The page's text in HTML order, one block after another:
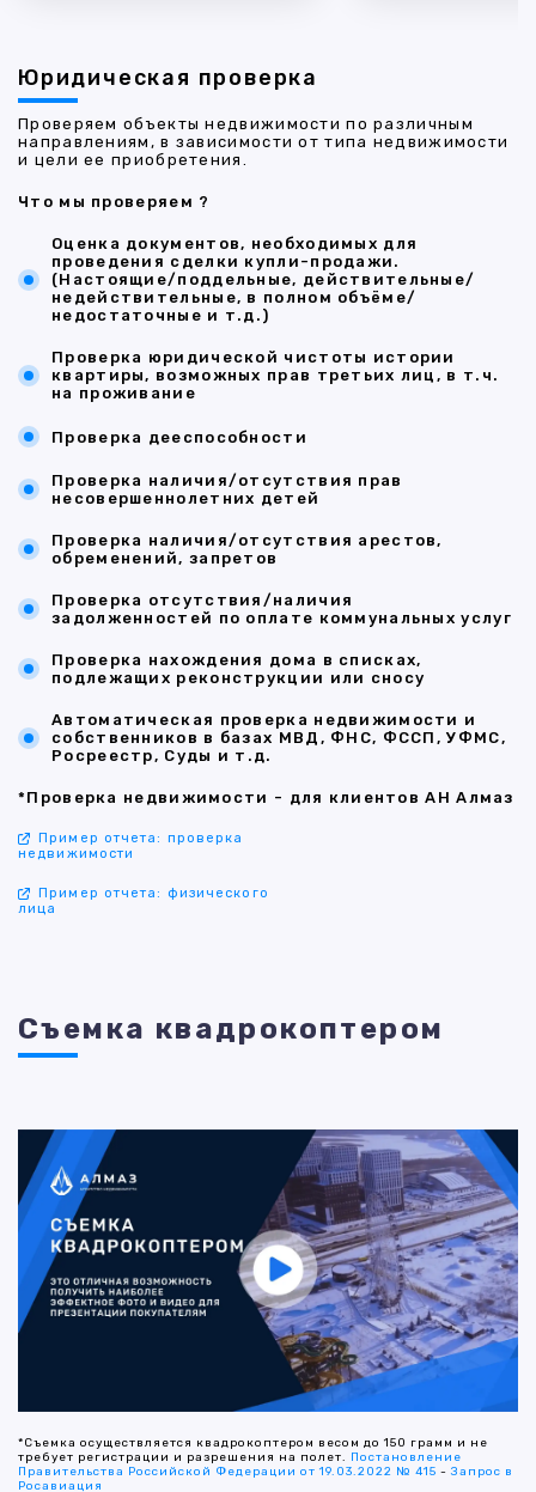
Юридическая проверка
Проверяем объекты недвижимости по различным
направлениям, в зависимости от типа недвижимости
и цели ее приобретения.
Что мы проверяем ?
Оценка документов, необходимых для
проведения сделки купли-продажи.
(Настоящие/поддельные, действительные/
недействительные, в полном объёме/
недостаточные и т.д.)
Проверка юридической чистоты истории
квартиры, возможных прав третьих лиц, в т.ч.
на проживание
Проверка дееспособности
Проверка наличия/отсутствия прав
несовершеннолетних детей
Проверка наличия/отсутствия арестов,
обременений, запретов
Проверка отсутствия/наличия
задолженностей по оплате коммунальных услуг
Проверка нахождения дома в списках,
подлежащих реконструкции или сносу
Автоматическая проверка недвижимости и
собственников в базах МВД, ФНС, ФССП, УФМС,
Росреестр, Суды и т.д.
*Проверка недвижимости - для клиентов АН Алмаз
Пример отчета: проверка
недвижимости
Пример отчета: физического
лица
Съемка квадрокоптером
*Съемка осуществляется квадрокоптером весом до 150 грамм и не
требует регистрации и разрешения на полет. Постановление
Правительства Российской Федерации от 19.03.2022 № 415 -Запрос в
Росавиация